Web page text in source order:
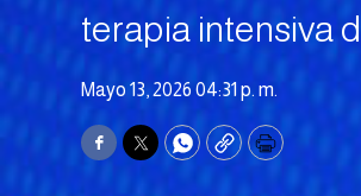
terapia intensiva
Mayo 13, 2026 04:31 p. m.
Facebook
TwitterWhatsApp
CopyPrint